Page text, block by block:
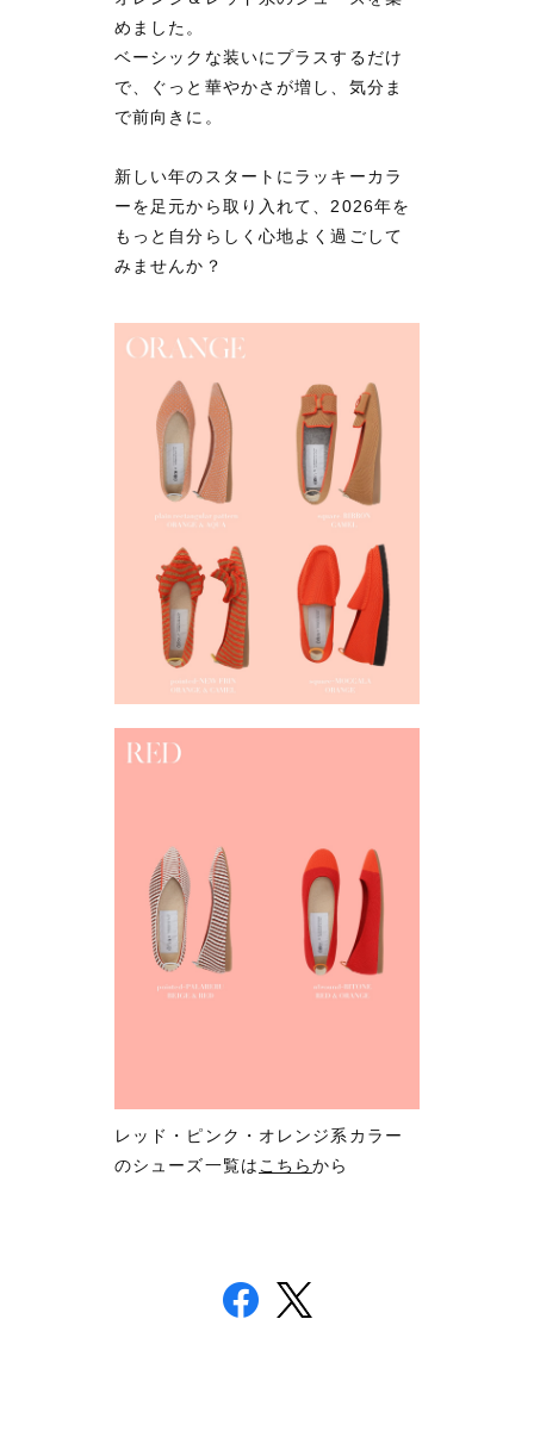
めました。
ベーシックな装いにプラスするだけ
で、ぐっと華やかさが増し、気分ま
で前向きに。
新しい年のスタートにラッキーカラ
ーを足元から取り入れて、2026年を
もっと自分らしく心地よく過ごして
みませんか？
レッド・ピンク・オレンジ系カラー
のシューズ一覧は こちらから